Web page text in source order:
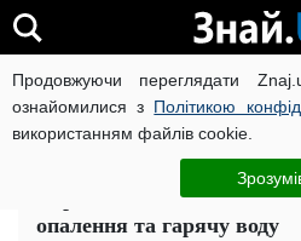
Продовжуючи переглядати
ознайомилися з Політикою
використанням файлів cookie.
ВІЙНА РОСІЇ ПРОТИ
Українцям дозволять
опалення та гарячу воду